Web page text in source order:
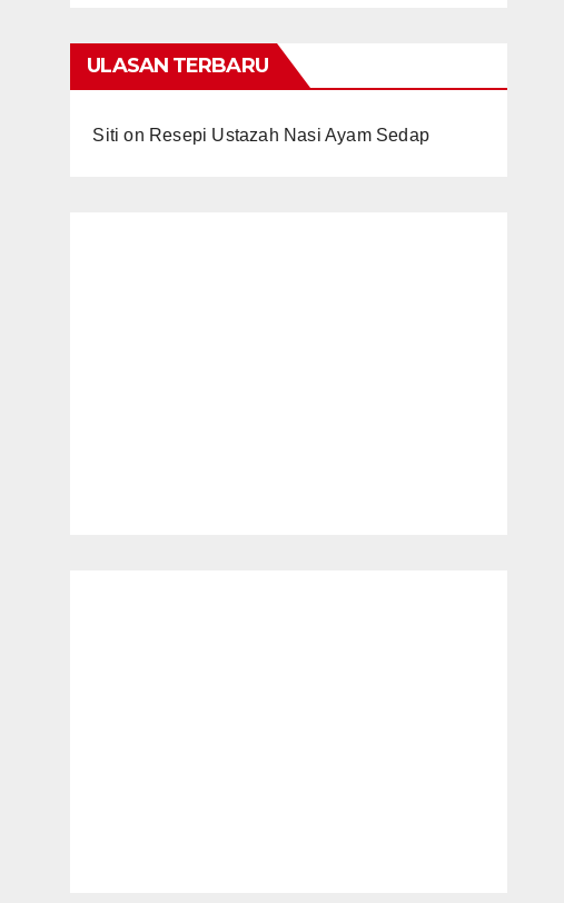
ULASAN TERBARU
Siti on Resepi Ustazah Nasi Ayam Sedap